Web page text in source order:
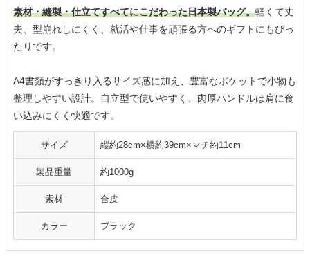
素材・縫製・仕立てすべてにこだわった日本製バッグ。軽くて丈
夫、型崩れしにくく、就活や仕事を頑張る方へのギフトにもぴっ
たりです。
A4書類がすっきり入るサイズ感に加え、豊富なポケットで小物も
整理しやすい設計。自立型で使いやすく、肉厚ハンドルは肩に食
い込みにくく快適です。
サイズ 縦約28cm×横約39cm×マチ約11cm
製品重量 約1000g
素材 合皮
カラー ブラック